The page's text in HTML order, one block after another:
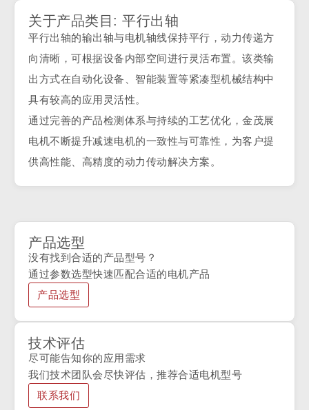
关于产品类目: 平行出轴
平行出轴的输出轴与电机轴线保持平行，动力传递方
向清晰，可根据设备内部空间进行灵活布置。该类输
出方式在自动化设备、智能装置等紧凑型机械结构中
具有较高的应用灵活性。
通过完善的产品检测体系与持续的工艺优化，金茂展
电机不断提升减速电机的一致性与可靠性，为客户提
供高性能、高精度的动力传动解决方案。
产品选型
没有找到合适的产品型号？
通过参数选型快速匹配合适的电机产品
产品选型
技术评估
尽可能告知你的应用需求
我们技术团队会尽快评估，推荐合适电机型号
联系我们